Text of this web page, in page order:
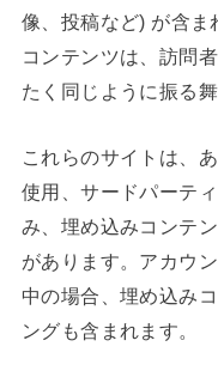
像、投稿など) が含ま
コンテンツは、訪問
たく同じように振る舞
これらのサイトは、
使用、サードパーテ
み、埋め込みコンテ
があります。アカウ
中の場合、埋め込み
ングも含まれます。